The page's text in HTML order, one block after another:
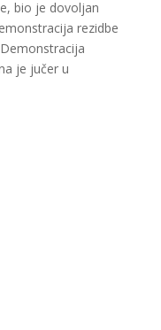
bio je dovoljan
rezidbe
je jučer u